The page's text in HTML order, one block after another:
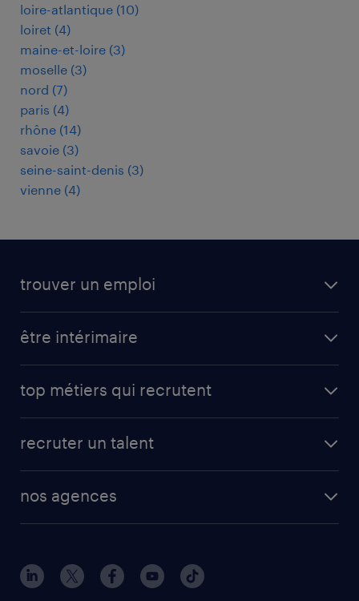
loire-atlantique (10)
loiret (4)
maine-et-loire (3)
moselle (3)
nord (7)
paris (4)
rhône (14)
savoie (3)
seine-saint-denis (3)
vienne (4)
trouver un emploi
créer un compte candidat
être intérimaire
app talent / portail web
top métiers qui recrutent
manutentionnaire
recruter un talent
solutions opérationnelles
contact entreprise
faq intérim / recrutement
nos agences
nos agences par ville
nos agences par région